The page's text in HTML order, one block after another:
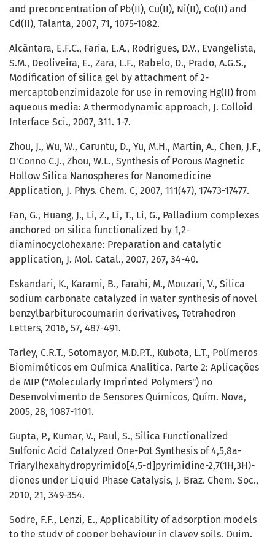
and preconcentration of Pb(II), Cu(II), Ni(II), Co(II) and
Cd(II), Talanta, 2007, 71, 1075-1082.
Alcântara, E.F.C., Faria, E.A., Rodrigues, D.V., Evangelista,
S.M., Deoliveira, E., Zara, L.F., Rabelo, D., Prado, A.G.S.,
Modification of silica gel by attachment of 2-
mercaptobenzimidazole for use in removing Hg(II) from
aqueous media: A thermodynamic approach, J. Colloid
Interface Sci., 2007, 311. 1-7.
Zhou, J., Wu, W., Caruntu, D., Yu, M.H., Martin, A., Chen, J.F.,
O'Conno C.J., Zhou, W.L., Synthesis of Porous Magnetic
Hollow Silica Nanospheres for Nanomedicine
Application, J. Phys. Chem. C, 2007, 111(47), 17473-17477.
Fan, G., Huang, J., Li, Z., Li, T., Li, G., Palladium complexes
anchored on silica functionalized by 1,2-
diaminocyclohexane: Preparation and catalytic
application, J. Mol. Catal., 2007, 267, 34-40.
Eskandari, K., Karami, B., Farahi, M., Mouzari, V., Silica
sodium carbonate catalyzed in water synthesis of novel
benzylbarbiturocoumarin derivatives, Tetrahedron
Letters, 2016, 57, 487-491.
Tarley, C.R.T., Sotomayor, M.D.P.T., Kubota, L.T., Polímeros
Biomiméticos em Química Analítica. Parte 2: Aplicações
de MIP ("Molecularly Imprinted Polymers") no
Desenvolvimento de Sensores Químicos, Quím. Nova,
2005, 28, 1087-1101.
Gupta, P., Kumar, V., Paul, S., Silica Functionalized
Sulfonic Acid Catalyzed One-Pot Synthesis of 4,5,8a-
Triarylhexahydropyrimido[4,5-d]pyrimidine-2,7(1H,3H)-
diones under Liquid Phase Catalysis, J. Braz. Chem. Soc.,
2010, 21, 349-354.
Sodre, F.F., Lenzi, E., Applicability of adsorption models
to the study of copper behaviour in clayey soils, Quim.